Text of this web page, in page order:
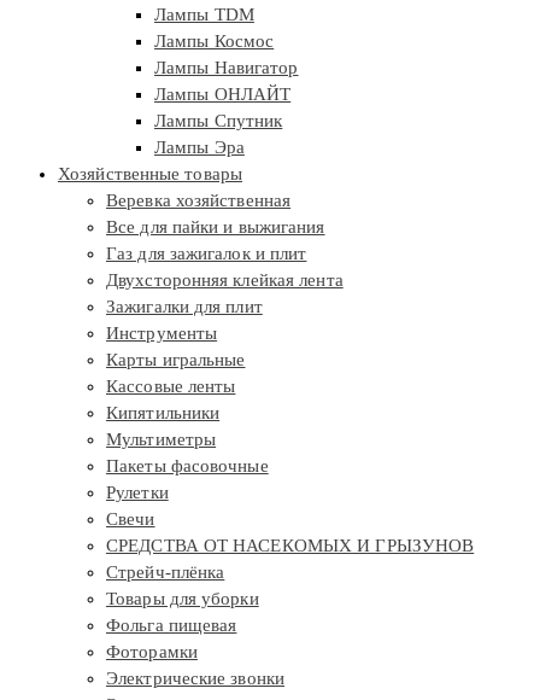
Лампы TDM
Лампы Космос
Лампы Навигатор
Лампы ОНЛАЙТ
Лампы Спутник
Лампы Эра
Хозяйственные товары
Веревка хозяйственная
Все для пайки и выжигания
Газ для зажигалок и плит
Двухсторонняя клейкая лента
Зажигалки для плит
Инструменты
Карты игральные
Кассовые ленты
Кипятильники
Мультиметры
Пакеты фасовочные
Рулетки
Свечи
СРЕДСТВА ОТ НАСЕКОМЫХ И ГРЫЗУНОВ
Стрейч-плёнка
Товары для уборки
Фольга пищевая
Фоторамки
Электрические звонки